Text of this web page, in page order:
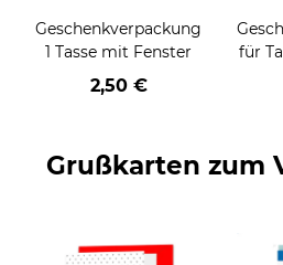
Geschenkverpackung
1 Tasse mit Fenster
2,50 €
für
Grußkarten zum